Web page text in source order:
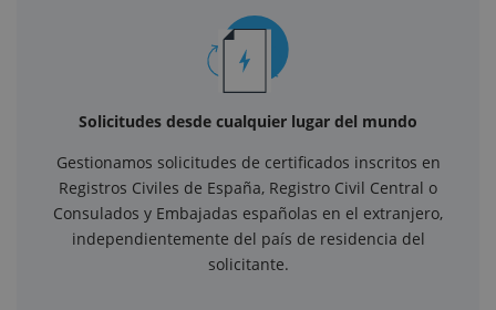
Solicitudes desde cualquier lugar del mundo
Gestionamos solicitudes de certificados inscritos en
Registros Civiles de España, Registro Civil Central o
Consulados y Embajadas españolas en el extranjero,
independientemente del país de residencia del
solicitante.